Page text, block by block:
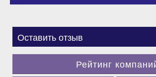
Оставить отзыв
Рейтинг